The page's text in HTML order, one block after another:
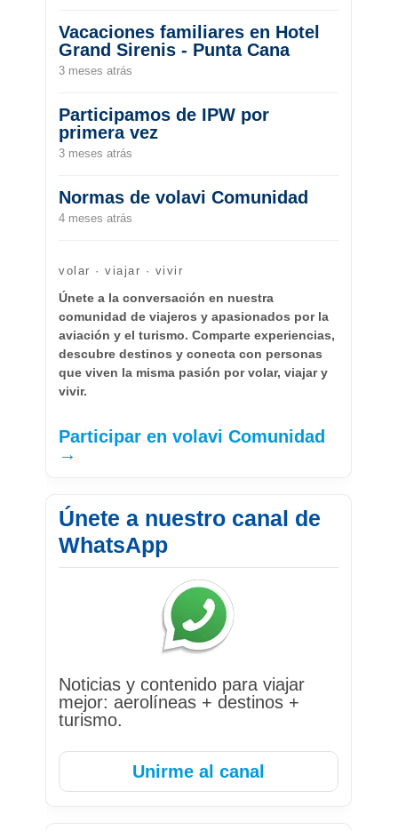
Vacaciones familiares en Hotel
Grand Sirenis - Punta Cana
3 meses atrás
Participamos de IPW por
primera vez
3 meses atrás
Normas de volavi Comunidad
4 meses atrás
volar · viajar · vivir
Únete a la conversación en nuestra
comunidad de viajeros y apasionados por la
aviación y el turismo. Comparte experiencias,
descubre destinos y conecta con personas
que viven la misma pasión por volar, viajar y
vivir.
Participar en volavi Comunidad
→
Únete a nuestro canal de
WhatsApp
Noticias y contenido para viajar
mejor: aerolíneas + destinos +
turismo.
Unirme al canal